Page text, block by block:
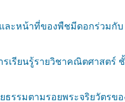
ะหน้าที่ของพืชมีดอกร่วมกั
เรียนรู้รายวิชาคณิตศาสต
รรมตามรอยพระจริยวัตรข